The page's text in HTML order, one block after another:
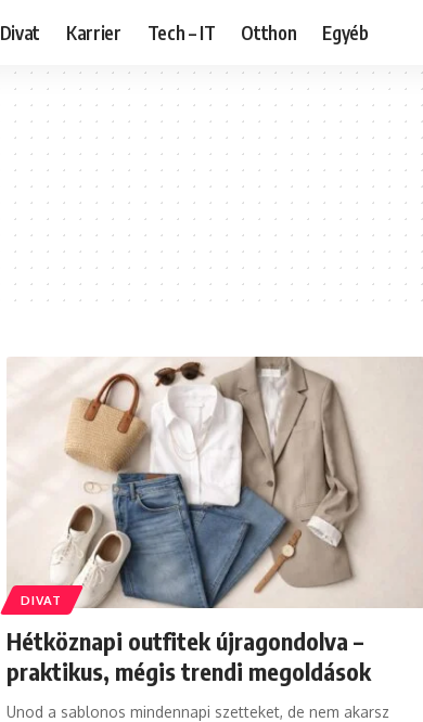
Divat Karrier Tech – IT Otthon Egyéb
DIVAT
Hétköznapi outfitek újragondolva –
praktikus, mégis trendi megoldások
Unod a sablonos mindennapi szetteket, de nem akarsz